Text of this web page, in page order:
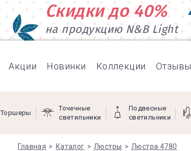
Скидки до 40%
на продукцию N&B Light
Акции Новинки Коллекции Отзывы
Торшеры
Точечные
светильники
Подвесные
светильники
Главная Каталог Люстры Люстра 4780